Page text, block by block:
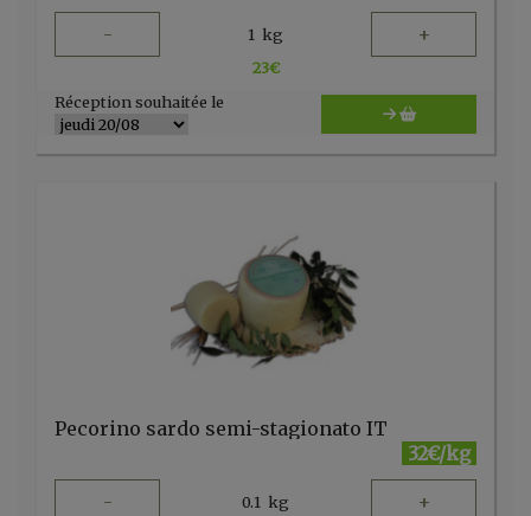
- 1 kg +
23€
Réception souhaitée le
Pecorino sardo semi-stagionato IT
32€/kg
- 0.1 kg +